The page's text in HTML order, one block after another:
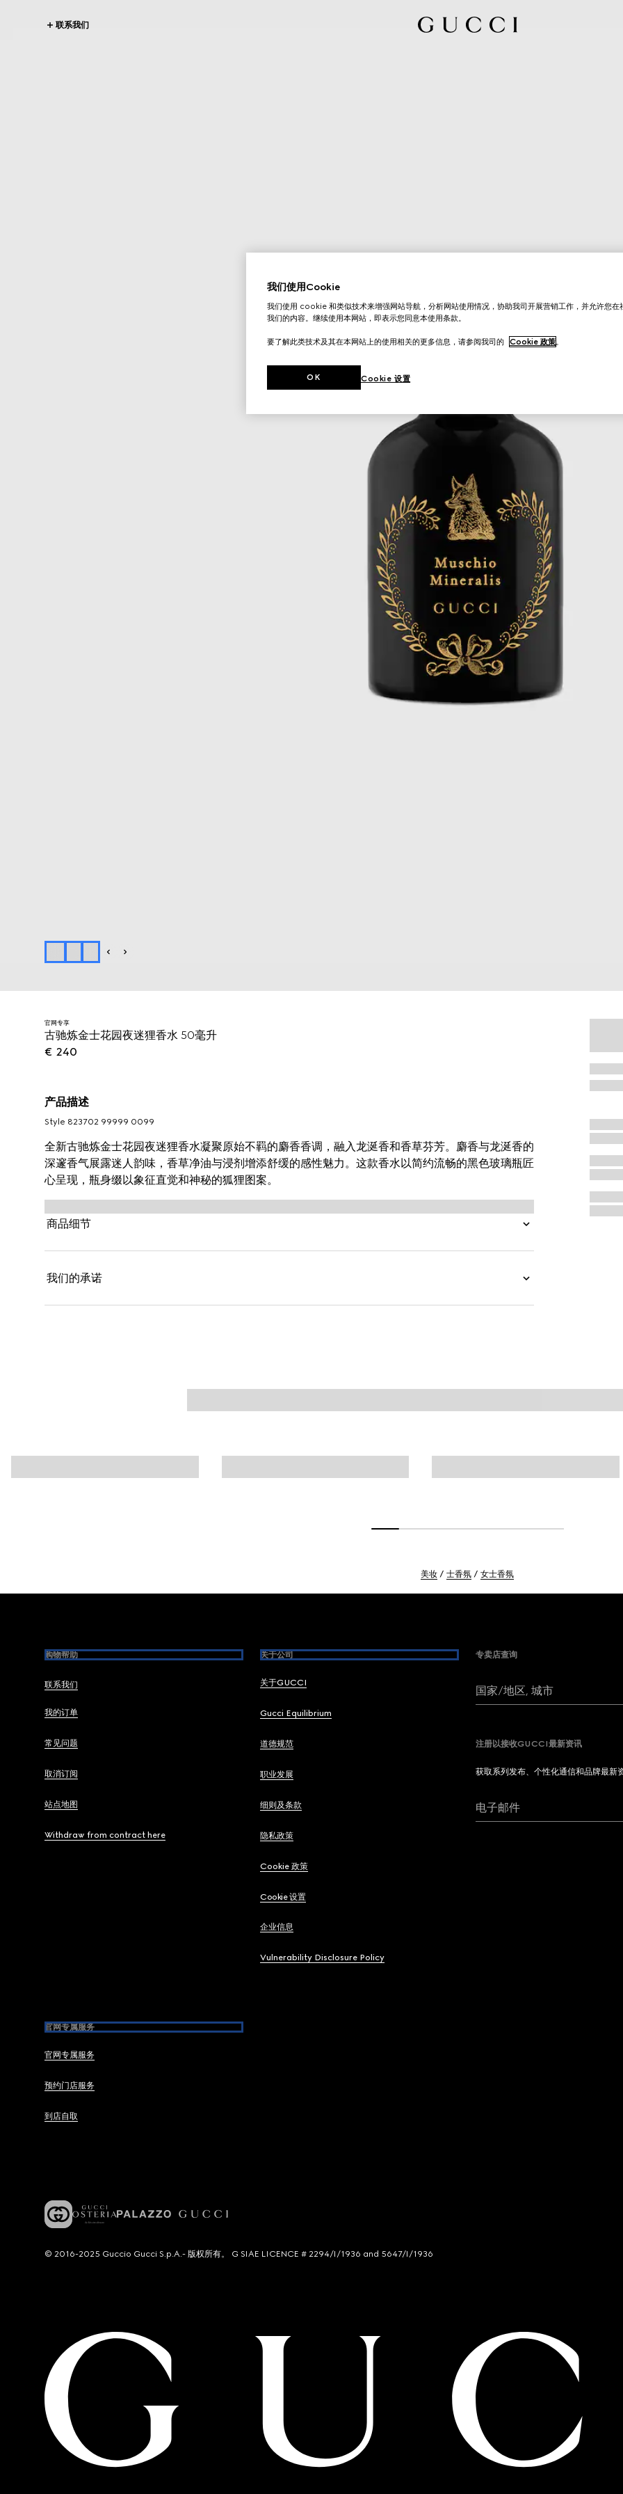
联系我们
官网专享
古驰炼金士花园夜迷狸香水 50毫升
€ 240
产品描述
Style ‎823702 99999 0099
全新古驰炼金士花园夜迷狸香水凝聚原始不羁的麝香香调，融入龙涎香和香草芬芳。麝香与龙涎香的
深邃香气展露迷人韵味，香草净油与浸剂增添舒缓的感性魅力。这款香水以简约流畅的黑色玻璃瓶匠
心呈现，瓶身缀以象征直觉和神秘的狐狸图案。
商品细节
我们的承诺
美妆 士香氛 女士香氛
购物帮助
联系我们
我的订单
常见问题
取消订阅
站点地图
Withdraw from contract here
关于公司
关于GUCCI
Gucci Equilibrium
道德规范
职业发展
细则及条款
隐私政策
Cookie 政策
Cookie 设置
企业信息
Vulnerability Disclosure Policy
官网专属服务
官网专属服务
预约门店服务
到店自取
专卖店查询
国家/地区, 城市
注册以接收GUCCI最新资讯
获取系列发布、个性化通信和品牌最新
电子邮件
© 2016-2025 Guccio Gucci S.p.A.- 版权所有。 G SIAE LICENCE # 2294/I/1936 and 5647/I/1936
我们使用Cookie
我们使用 cookie 和类似技术来增强网站导航，分析网站使用情况，协助我司开展营销工作，并允许您在
我们的内容。继续使用本网站，即表示您同意本使用条款。
要了解此类技术及其在本网站上的使用相关的更多信息，请参阅我司的 Cookie 政策。
Cookie 设置
OK